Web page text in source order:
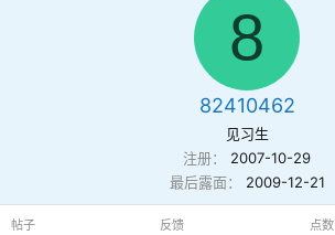
8
82410462
见习生
注册
2007-10-29
最后露面
2009-12-21
帖子 反馈 点数